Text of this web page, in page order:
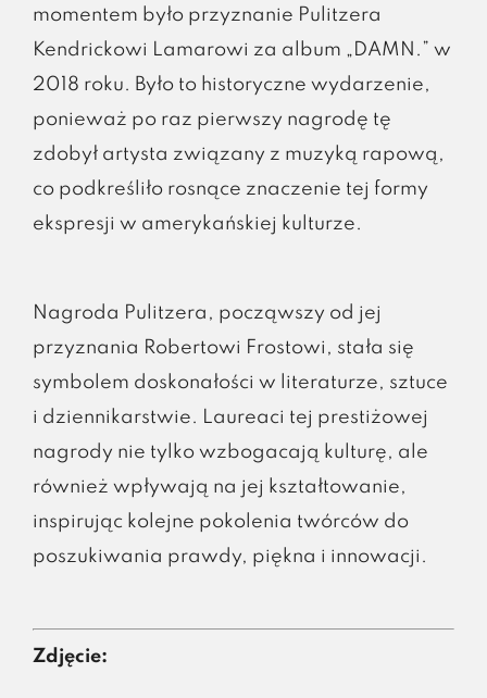
momentem było przyznanie Pulitzera
Kendrickowi Lamarowi za album „DAMN.” w
2018 roku. Było to historyczne wydarzenie,
ponieważ po raz pierwszy nagrodę tę
zdobył artysta związany z muzyką rapową,
co podkreśliło rosnące znaczenie tej formy
ekspresji w amerykańskiej kulturze.
Nagroda Pulitzera, począwszy od jej
przyznania Robertowi Frostowi, stała się
symbolem doskonałości w literaturze, sztuce
i dziennikarstwie. Laureaci tej prestiżowej
nagrody nie tylko wzbogacają kulturę, ale
również wpływają na jej kształtowanie,
inspirując kolejne pokolenia twórców do
poszukiwania prawdy, piękna i innowacji.
Zdjęcie: